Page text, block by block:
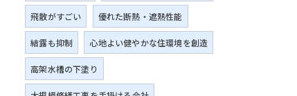
飛散がすごい 優れた断熱・遮熱性能
結露も抑制 心地よい健やかな住環境を創造
高架水槽の下塗り